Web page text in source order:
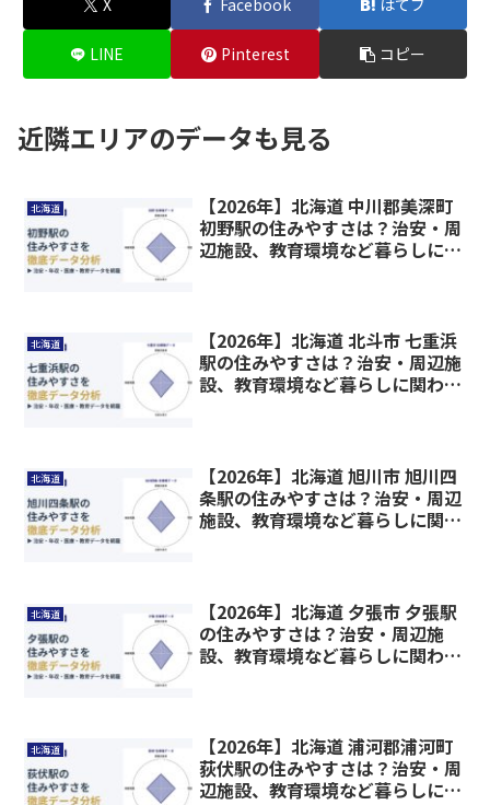
X Facebook はてブ
LINE Pinterest コピー
近隣エリアのデータも見る
北海道
【2026年】北海道 中川郡美深町
初野駅の住みやすさは？治安・周
辺施設、教育環境など暮らしに関
北海道
【2026年】北海道 北斗市 七重浜
駅の住みやすさは？治安・周辺施
設、教育環境など暮らしに関わる
北海道
【2026年】北海道 旭川市 旭川四
条駅の住みやすさは？治安・周辺
施設、教育環境など暮らしに関わ
北海道
【2026年】北海道 夕張市 夕張駅
の住みやすさは？治安・周辺施
設、教育環境など暮らしに関わる
北海道
【2026年】北海道 浦河郡浦河町
荻伏駅の住みやすさは？治安・周
辺施設、教育環境など暮らしに関